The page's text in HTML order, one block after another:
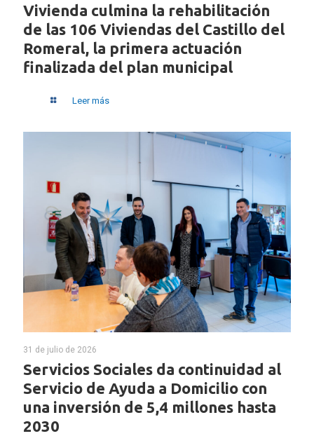
Vivienda culmina la rehabilitación
de las 106 Viviendas del Castillo del
Romeral, la primera actuación
finalizada del plan municipal
Leer más
31 de julio de 2026
Servicios Sociales da continuidad al
Servicio de Ayuda a Domicilio con
una inversión de 5,4 millones hasta
2030